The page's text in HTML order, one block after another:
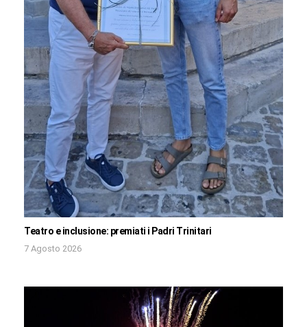
Teatro e inclusione: premiati i Padri Trinitari
7 Agosto 2026